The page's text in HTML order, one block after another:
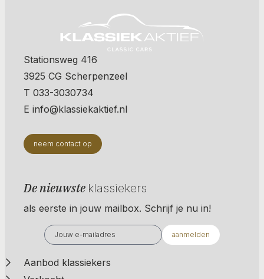
Stationsweg 416
3925 CG Scherpenzeel
T 033-3030734
E info@klassiekaktief.nl
neem contact op
De nieuwste klassiekers
als eerste in jouw mailbox. Schrijf je nu in!
aanmelden
Aanbod klassiekers